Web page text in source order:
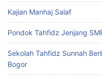
Kajian Manhaj Salaf
Pondok Tahfidz Jenjang
Sekolah Tahfidz Sunnah
Bogor